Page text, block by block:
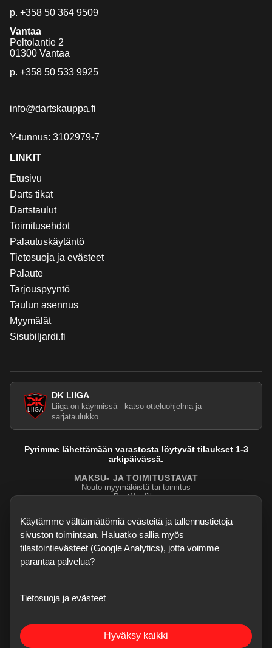
p. +358 50 364 9509
Vantaa
Peltolantie 2
01300 Vantaa
p. +358 50 533 9925
info@dartskauppa.fi
Y-tunnus: 3102979-7
LINKIT
Etusivu
Darts tikat
Dartstaulut
Toimitusehdot
Palautuskäytäntö
Tietosuoja ja evästeet
Palaute
Tarjouspyyntö
Taulun asennus
Myymälät
Sisubiljardi.fi
DK LIIGA
Liiga on käynnissä - katso otteluohjelma ja
sarjataulukko.
Pyrimme lähettämään varastosta löytyvät tilaukset 1-3
arkipäivässä.
MAKSU- JA TOIMITUSTAVAT
Nouto myymälöistä tai toimitus
PostNordilla.
Sisubiljardi.fi
Verkkokauppa on testivaiheessa - kaikki palaute, bugihavainnot ja
Evasteasetukset
Käytämme välttämättömiä evästeitä ja tallennustietoja
sivuston toimintaan. Haluatko sallia myös
tilastointievästeet (Google Analytics), jotta voimme
parantaa palvelua?
Tietosuoja ja evästeet
Hyväksy kaikki